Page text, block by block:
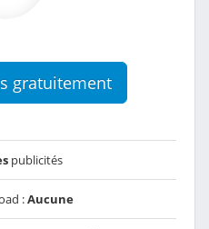
gratuitement
publicités
:Aucune